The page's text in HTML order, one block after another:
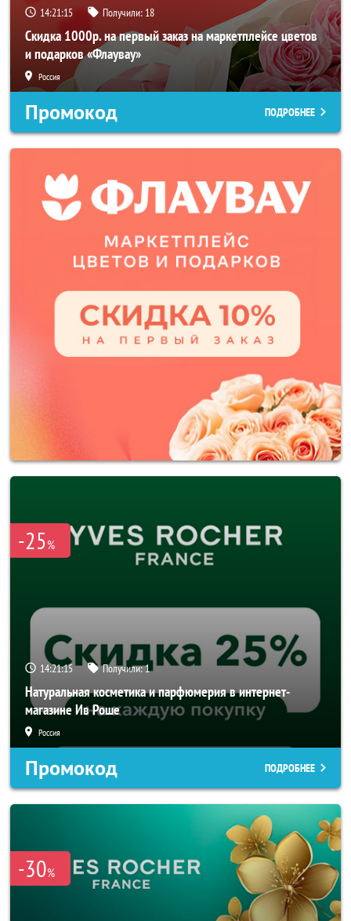
14:21:14 Получили: 18
Скидка 1000р. на первый заказ на маркетплейсе цветов
и подарков «Флаувау»
Россия
Промокод ПОДРОБНЕЕ
-25%
14:21:14 Получили:1
Натуральная косметика и парфюмерия в интернет-
магазине Ив Роше
Россия
Промокод ПОДРОБНЕЕ
-30%